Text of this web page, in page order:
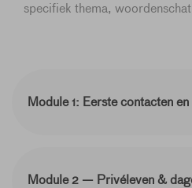
specifiek thema,
Module 1: Eerste contacten
Module 2 — Privéleven &